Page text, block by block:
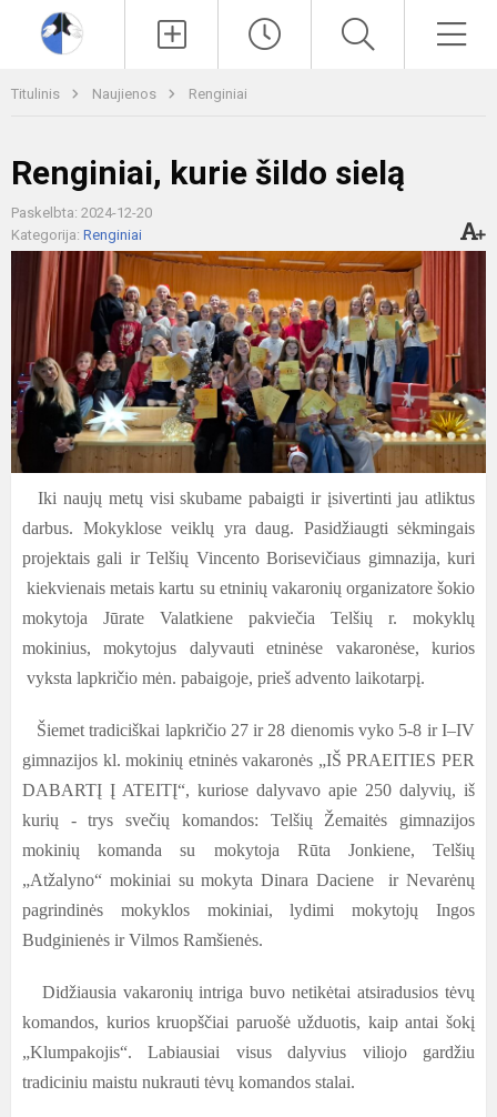
Titulinis Naujienos Renginiai
Renginiai, kurie šildo sielą
Paskelbta: 2024-12-20
Kategorija: Renginiai
Iki naujų metų visi skubame pabaigti ir įsivertinti jau atliktus
darbus. Mokyklose veiklų yra daug. Pasidžiaugti sėkmingais
projektais gali ir Telšių Vincento Borisevičiaus gimnazija, kuri
kiekvienais metais kartu su etninių vakaronių organizatore šokio
mokytoja Jūrate Valatkiene pakviečia Telšių r. mokyklų
mokinius, mokytojus dalyvauti etninėse vakaronėse, kurios
vyksta lapkričio mėn. pabaigoje, prieš advento laikotarpį.
Šiemet tradiciškai lapkričio 27 ir 28 dienomis vyko 5-8 ir I–IV
gimnazijos kl. mokinių etninės vakaronės „IŠ PRAEITIES PER
DABARTĮ Į ATEITĮ“, kuriose dalyvavo apie 250 dalyvių, iš
kurių - trys svečių komandos: Telšių Žemaitės gimnazijos
mokinių komanda su mokytoja Rūta Jonkiene, Telšių
„Atžalyno“ mokiniai su mokyta Dinara Daciene ir Nevarėnų
pagrindinės mokyklos mokiniai, lydimi mokytojų Ingos
Budginienės ir Vilmos Ramšienės.
Didžiausia vakaronių intriga buvo netikėtai atsiradusios tėvų
komandos, kurios kruopščiai paruošė užduotis, kaip antai šokį
„Klumpakojis“. Labiausiai visus dalyvius viliojo gardžiu
tradiciniu maistu nukrauti tėvų komandos stalai.